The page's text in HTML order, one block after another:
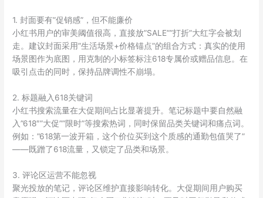
1. 封面要有”促销感”，但不能廉价
小红书用户的审美阈值很高，直接放”SALE””打折”大红字会被划
走。建议封面采用”生活场景+价格锚点”的组合方式：真实的使用
场景图作为底图，用克制的小标签标注618专属价或赠品信息。在
吸引点击的同时，保持品牌调性不崩塌。
2. 标题融入618关键词
小红书搜索流量在大促期间占比显著提升。笔记标题中要自然融
入”618″”大促””限时”等搜索热词，同时保留品类关键词和痛点词。
例如：”618第一波开箱，这个价位买到这个质感的通勤包值哭了”
——既蹭了618流量，又锁定了品类和场景。
3. 评论区运营不能忽视
聚光投放的笔记，评论区维护直接影响转化。大促期间用户购买